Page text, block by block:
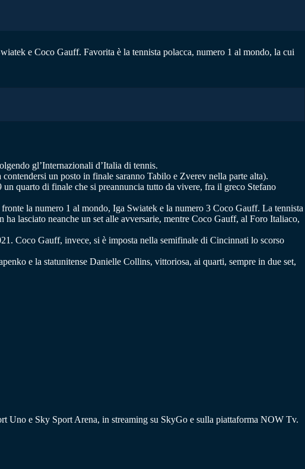
e Coco Gauff. Favorita è la tennista polacca, numero 1 al mondo, la cui
gl’Internazionali d’Italia di tennis.
un posto in finale saranno Tabilo e Zverev nella parte alta).
quarto di finale che si preannuncia tutto da vivere, fra il greco Stefano
la numero 1 al mondo, Iga Swiatek e la numero 3 Coco Gauff. La tennista
lasciato neanche un set alle avversarie, mentre Coco Gauff, al Foro Italiaco,
Coco Gauff, invece, si è imposta nella semifinale di Cincinnati lo scorso
e la statunitense Danielle Collins, vittoriosa, ai quarti, sempre in due set,
Uno e Sky Sport Arena, in streaming su SkyGo e sulla piattaforma NOW Tv.